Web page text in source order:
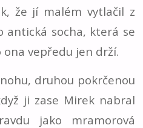
že jí malém vytlačil z
antická socha, která se
ona vepředu jen drží.
druhou pokrčenou
ji zase Mirek nabral
jako mramorová